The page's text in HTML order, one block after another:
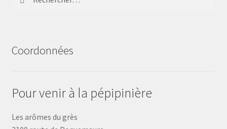
Coordonnées
Pour venir à la pépipinière
Les arômes du grès